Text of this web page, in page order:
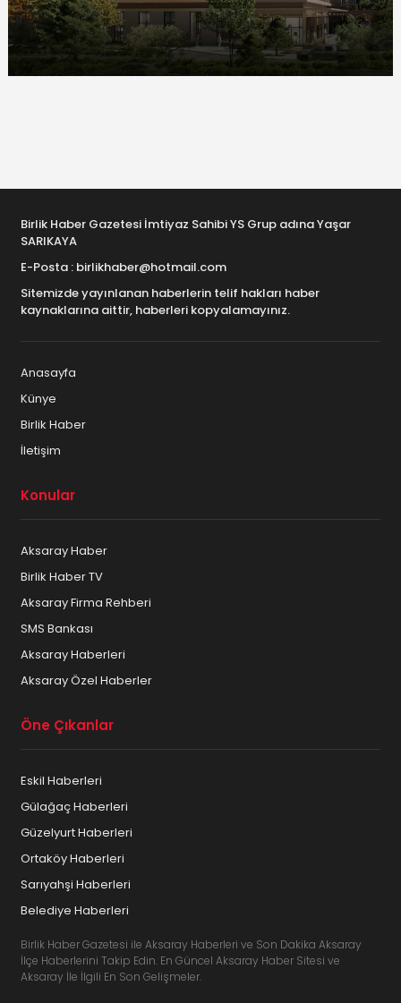
Birlik Haber Gazetesi İmtiyaz Sahibi YS Grup adına Yaşar
SARIKAYA
E-Posta : birlikhaber@hotmail.com
Sitemizde yayınlanan haberlerin telif hakları haber
kaynaklarına aittir, haberleri kopyalamayınız.
Anasayfa
Künye
Birlik Haber
İletişim
Konular
Aksaray Haber
Birlik Haber TV
Aksaray Firma Rehberi
SMS Bankası
Aksaray Haberleri
Aksaray Özel Haberler
Öne Çıkanlar
Eskil Haberleri
Gülağaç Haberleri
Güzelyurt Haberleri
Ortaköy Haberleri
Sarıyahşi Haberleri
Belediye Haberleri
Birlik Haber Gazetesi ile Aksaray Haberleri ve Son Dakika Aksaray
İlçe Haberlerini Takip Edin. En Güncel Aksaray Haber Sitesi ve
Aksaray İle İlgili En Son Gelişmeler.